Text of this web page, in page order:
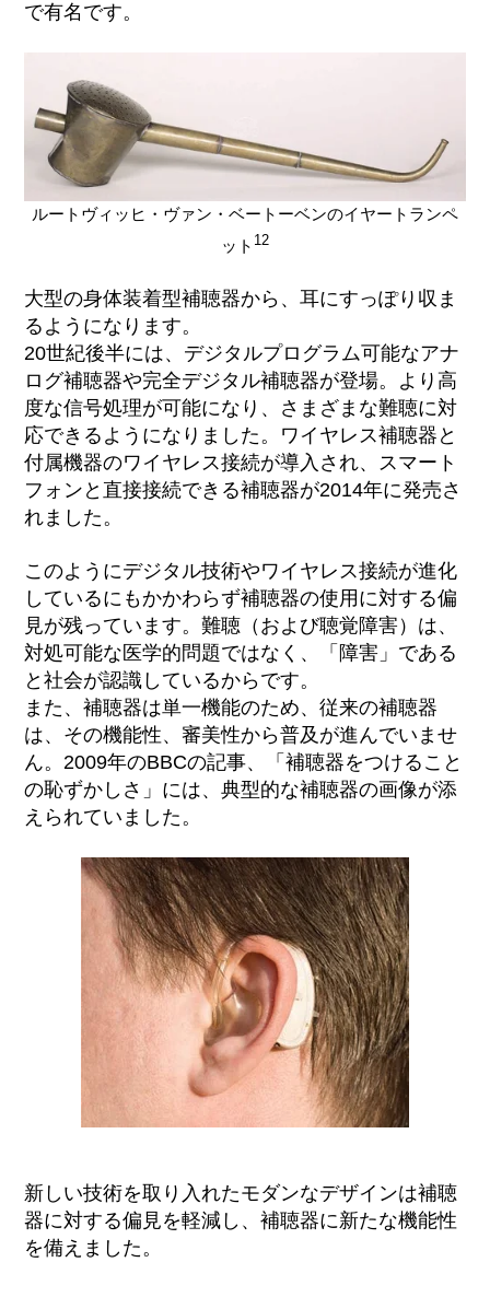
で有名 です。
ルートヴィッヒ・ヴァン・ベートーベンのイヤートランペ
ット 12
大型の身体装着型補聴器から 、耳にすっぽり収ま
るようになります。
20世紀後半には、デジタルプログラム可能なアナ
ログ補聴器や完全デジタル補聴器が登場。
より高
度な信号処理が可能になり、さまざまな難聴に対
応できるようになりました。ワイヤレス補聴器と
付属機器のワイヤレス接続が導入され、 スマート
フォンと直接接続できる補聴器が2014年に発売さ
れました。
このようにデジタル技術やワイヤレス接続が進化
しているにもかかわらず補聴器の使用に対する偏
見が残っています。 難聴（および聴覚障害）は、
対処可能な医学的問題ではなく、「障害」である
と社会が認識しているからです。
また、補聴器は単一機能のため、 従来の補聴器
は、その機能性、審美性から普及が進んでいませ
ん。2009年のBBCの記事、「 補聴器をつけること
の恥ずかしさ」 には、典型的な補聴器の画像が添
えられていました。
新しい技術を取り入れたモダンなデザインは補聴
器に対する偏見を軽減し、 補聴器に新たな機能性
を備えました。